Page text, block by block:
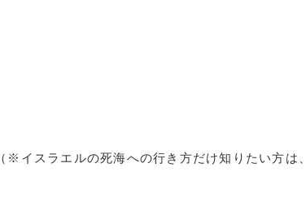
（※イスラエルの死海への行き方だけ知りたい方は、